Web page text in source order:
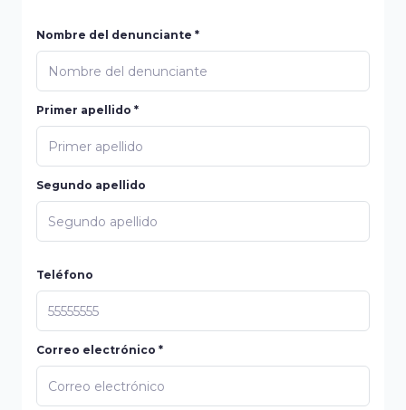
Nombre del denunciante *
Primer apellido *
Segundo apellido
Teléfono
Correo electrónico *